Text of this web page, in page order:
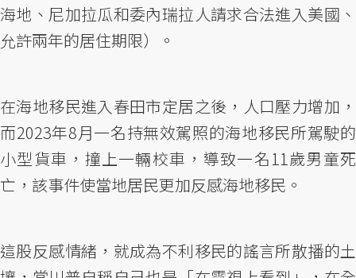
海地、尼加拉瓜和委內瑞拉人請求合法進入美國、
允許兩年的居住期限）。
在海地移民進入春田市定居之後，人口壓力增加，
而2023年8月一名持無效駕照的海地移民所駕駛的
小型貨車，撞上一輛校車，導致一名11歲男童死
亡，該事件使當地居民更加反感海地移民。
這股反感情緒，就成為不利移民的謠言所散播的土